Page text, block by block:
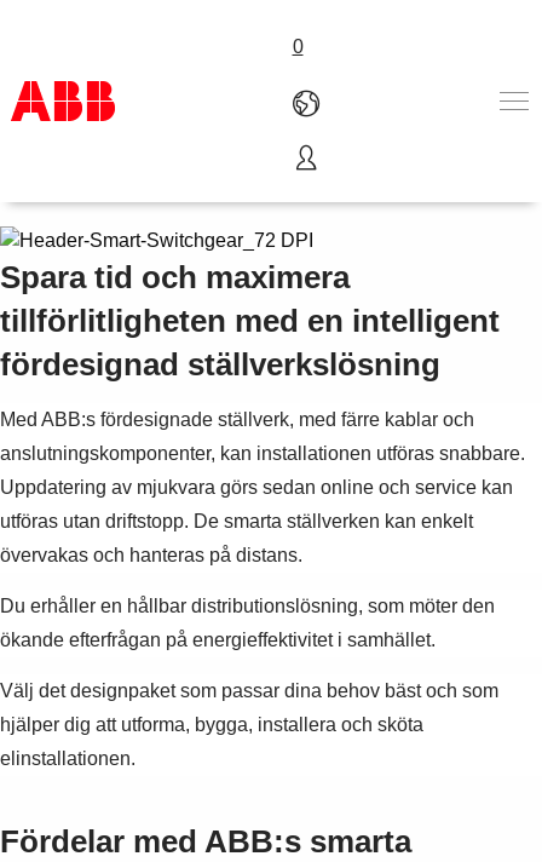
0
Produkter och tjänster
Industrier
Om ABB
Här kan du köpa
Kontakta oss
Karriär på ABB
Smarta ställverk
Spara tid och maximera
tillförlitligheten med en intelligent
fördesignad ställverkslösning
Med ABB:s fördesignade ställverk, med färre kablar och
anslutningskomponenter, kan installationen utföras snabbare.
Uppdatering av mjukvara görs sedan online och service kan
utföras utan driftstopp. De smarta ställverken kan enkelt
övervakas och hanteras på distans.
Du erhåller en hållbar distributionslösning, som möter den
ökande efterfrågan på energieffektivitet i samhället.
Välj det designpaket som passar dina behov bäst och som
hjälper dig att utforma, bygga, installera och sköta
elinstallationen.
Fördelar med ABB:s smarta